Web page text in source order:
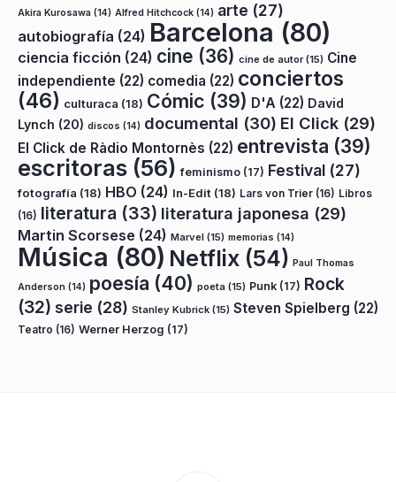
Akira Kurosawa (14) Alfred Hitchcock (14) arte (27)
autobiografía (24) Barcelona (80)
ciencia ficción (24) cine (36) cine de autor(15) Cine
independiente (22) comedia (22) conciertos
(46) culturaca (18) Cómic (39) D'A (22) David
Lynch (20) discos (14) documental (30) El Click (29)
El Click de Ràdio Montornès (22) entrevista (39)
escritoras (56) feminismo (17) Festival (27)
fotografía (18) HBO (24) In-Edit (18) Lars von Trier (16) Libros
(16) literatura (33) literatura japonesa (29)
Martin Scorsese (24) Marvel (15) memorias (14)
Música (80) Netflix (54) Paul Thomas
Anderson (14) poesía (40) poeta (15) Punk (17) Rock
(32) serie (28) Stanley Kubrick (15) Steven Spielberg (22)
Teatro (16) Werner Herzog (17)